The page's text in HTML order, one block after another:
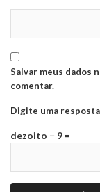
Salvar meus dados
comentar.
Digite uma
dezoito − 9 =